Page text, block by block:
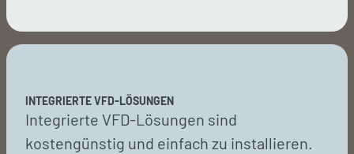
INTEGRIERTE VFD-LÖSUNGEN
Integrierte VFD-Lösungen sind
kostengünstig und einfach zu installieren.